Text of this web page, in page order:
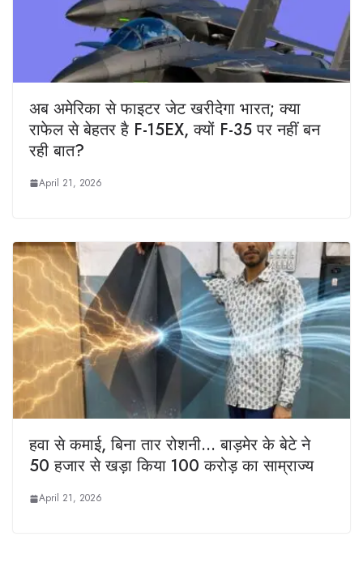
अब अमेरिका से फाइटर जेट खरीदेगा भारत; क्या
राफेल से बेहतर है F-15EX, क्यों F-35 पर नहीं बन
रही बात?
April 21, 2026
हवा से कमाई, बिना तार रोशनी… बाड़मेर के बेटे ने
50 हजार से खड़ा किया 100 करोड़ का साम्राज्य
April 21, 2026